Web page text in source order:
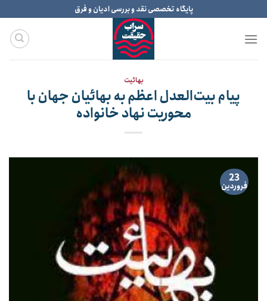
to
content
پایگاه تخصصی نقد و بررسی ادیان و فرق
بهائیت
پیام بیت‌العدل اعظم به بهائیان جهان با
محوریت نهاد خانواده
23
فروردین